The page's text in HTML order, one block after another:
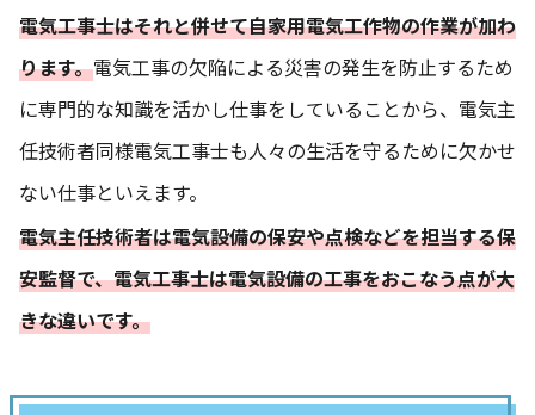
電気工事士はそれと併せて自家用電気工作物の作業が加わ
ります。電気工事の欠陥による災害の発生を防止するため
に専門的な知識を活かし仕事をしていることから、電気主
任技術者同様電気工事士も人々の生活を守るために欠かせ
ない仕事といえます。
電気主任技術者は電気設備の保安や点検などを担当する保
安監督で、電気工事士は電気設備の工事をおこなう点が大
きな違いです。